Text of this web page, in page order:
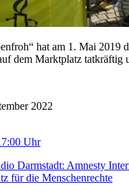
hat am 1. Mai 2019
dem Marktplatz tatkräftig
2022
Uhr
Darmstadt: Amnesty
für die Menschenrechte